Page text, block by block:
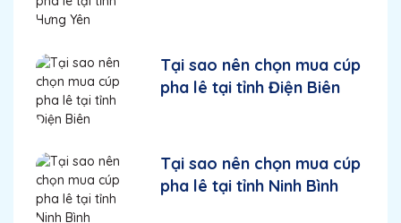
Tại sao nên chọn mua cúp
pha lê tại tỉnh Điện Biên
Tại sao nên chọn mua cúp
pha lê tại tỉnh Ninh Bình